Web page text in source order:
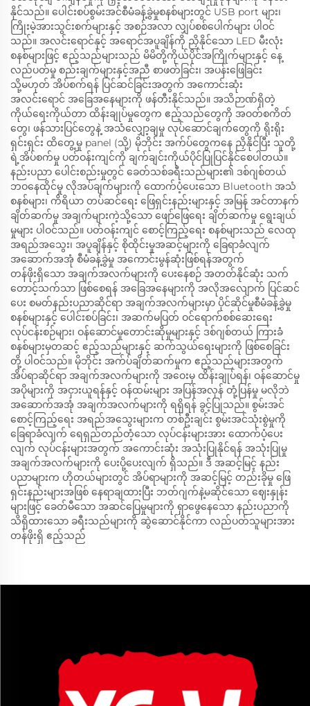
နိုင်သည်။ ပေါင်းစပ်စွမ်းအင်စီမံခန့်ခွဲမှုစနစ်များတွင် USB port များ၊
ကြိုးမဲ့အားသွင်းစက်များနှင့် အစဉ်အလာ လျှပ်စစ်ပေါက်များ ပါဝင်
သည်။ အလင်းရောင်နှင့် အရောင်အပူချိန်ကို ညှိနိုင်သော LED မီးလုံး
စနစ်များဖြင့် ဧည့်သည်များသည် မိမိတို့ကိုယ်ပိုင်အကြိုက်များနှင့် နေ့
လည်ပတ်မှု စည်းချက်များနှင့်အညီ စာဖတ်ခြင်း၊ အပန်းဖြေခြင်း
သို့မဟုတ် အိပ်စက်ရန် ပြင်ဆင်ခြင်းအတွက် အကောင်းဆုံး
အလင်းရောင် အခြေအနေများကို ဖန်တီးနိုင်သည်။ အသိဉာဏ်ရှိတဲ့
ကိုယ်ရေးကိုယ်တာ ထိန်းချုပ်မှုတွေက ဧည့်သည်တွေကို အဝတ်စကိတ်
တွေ၊ ဖန်သားပြင်တွေနဲ့ အသံလျှော့ချမှု လုပ်ဆောင်ချက်တွေကို ရိုးရိုး
ရှင်းရှင်း ထိတွေ့မှု panel (သို့) မိုဘိုင်း အက်ပ်တွေကနေ ညှိနိုင်ပြီး သူတို့
ရဲ့အိပ်စက်မှု ပတ်ဝန်းကျင်ကို ချက်ချင်းကိုယ်ပိုင်ပြုပြင်နိုင်စေပါတယ်။
နည်းပညာ ပေါင်းစည်းမှုတွင် ခေတ်သစ်ခရီးသည်များ၏ ဒစ်ဂျစ်တယ်
ဘဝနေထိုင်မှု လိုအပ်ချက်များကို ထောက်ပံ့ပေးသော Bluetooth အသံ
စနစ်များ၊ ကိရိယာ တပ်ဆင်ရေး ဖြေရှင်းနည်းများနှင့် အမြန် အင်တာနက်
ချိတ်ဆက်မှု အချက်များကဲ့သို့သော ဖျော်ဖြေရေး ချိတ်ဆက်မှု ရွေးချယ်
မှုများ ပါဝင်သည်။ ပတ်ဝန်းကျင် စောင့်ကြည့်ရေး စနစ်များသည် လေထု
အရည်အသွေး၊ အပူချိန်နှင့် စိုထိုင်းမှုအဆင့်များကို ခြေရာခံလျက်
အဆောက်အအုံ စီမံခန့်ခွဲမှု အကောင်းမွန်ဆုံးဖြစ်ရန်အတွက်
တန်ဖိုးရှိသော အချက်အလက်များကို ပေးနေစဉ် အတတ်နိုင်ဆုံး သက်
တောင့်သက်သာ ဖြစ်စေရန် အခြေအနေများကို အလိုအလျောက် ပြင်ဆင်
ပေး စမတ်နည်းပညာဆိုင်ရာ အချက်အလက်များမှာ ပိုင်ဆိုင်မှုစီမံခန့်ခွဲမှု
စနစ်များနှင့် ပေါင်းစပ်ခြင်း၊ အဆက်မပြတ် ဝင်ရောက်စစ်ဆေးရေး
လုပ်ငန်းစဉ်များ၊ ဝန်ဆောင်မှုတောင်းဆိုမှုများနှင့် ဒစ်ဂျစ်တယ် ကြားခံ
စနစ်များမှတဆင့် ဧည့်သည်များနှင့် ဆက်သွယ်ရေးများကို ဖြစ်စေခြင်း
တို့ ပါဝင်သည်။ မိုဘိုင်း အက်ပ်ချိတ်ဆက်မှုက ဧည့်သည်များအတွက်
အိပ်ရာဆိုင်ရာ အချက်အလက်များကို အဝေးမှ ထိန်းချုပ်ရန်၊ ဝန်ဆောင်မှု
အပိုများကို အငှားယူရန်နှင့် ဝန်ထမ်းများ အပြန်အလှန် တုံ့ပြန်မှု မလိုဘဲ
အဆောက်အအုံ အချက်အလက်များကို ရရှိရန် ခွင့်ပြုသည်။ စွမ်းအင်
စောင့်ကြည့်ရေး အရည်အသွေးများက တစ်ဦးချင်း စွမ်းအင်သုံးစွဲမှုကို
ခြေရာခံလျက် ရေရှည်တည်တံ့သော လုပ်ငန်းများအား ထောက်ပံ့ပေး
လျက် လုပ်ငန်းများအတွက် အကောင်းဆုံး အသုံးပြုနိုင်ရန် အသုံးပြုမှု
အချက်အလက်များကို ပေးပို့ပေးလျက် ရှိသည်။ ဒီ အဆင့်မြင့် နည်း
ပညာများက ဟိုတယ်များတွင် အိပ်ရာများကို အဆင့်မြင့် တည်းခိုမှု ဖြေ
ရှင်းနည်းများအဖြစ် နေရာချထားပြီး ဘတ်ဂျက်နဲ့မဆိုင်သော ဈေးနှုန်း
များဖြင့် ခေတ်မီသော အဆင်ပြေမှုများကို ရှာဖွေနေသော နည်းပညာကို
သိရှိထားသော ခရီးသည်များကို ဆွဲဆောင်နိုင်ကာ လည်ပတ်သူများအား
တန်ဖိုးရှိ ဧည့်သည်